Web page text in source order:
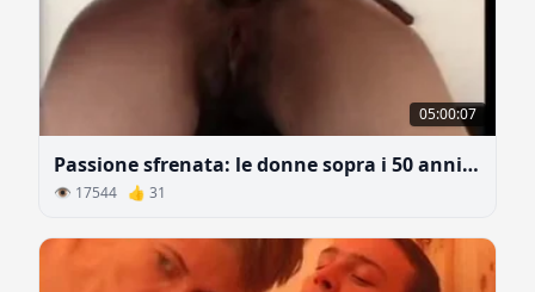
05:00:07
Passione sfrenata: le donne sopra i 50 anni scopano come puttane
👁 17544 👍 31